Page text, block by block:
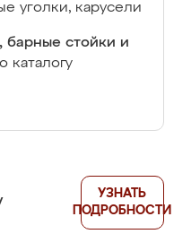
уголки, карусели
барные стойки и
каталогу
УЗНАТЬ
ПОДРОБНОСТИ